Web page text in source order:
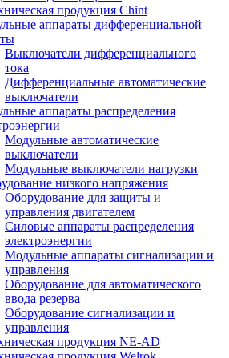
продукция Chint
аппараты дифференциальной
Выключатели дифференциального
тока
Дифференциальные автоматические
выключатели
аппараты распределения
Модульные автоматические
выключатели
Модульные выключатели нагрузки
низкого напряжения
Оборудование для защиты и
управления двигателем
Силовые аппараты распределения
электроэнергии
Модульные аппараты сигнализации и
управления
Оборудование для автоматического
ввода резерва
Оборудование сигнализации и
управления
продукция NE-AD